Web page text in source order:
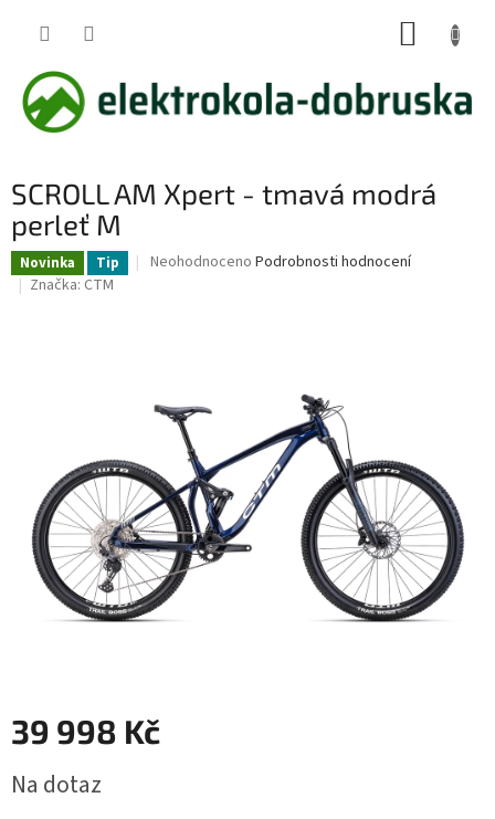
SCROLL AM Xpert - tmavá modrá
perleť M
Novinka Tip
Průměrné
hvězdiček.
Neohodnoceno Podrobnosti hodnocení
Značka: CTM
39 998 Kč
cena:
Na dotaz